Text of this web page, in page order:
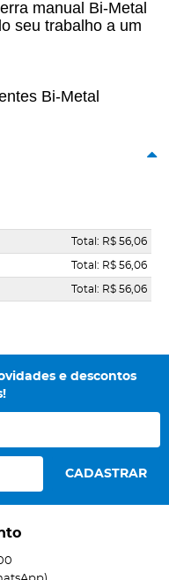
manual Bi-Metal
seu trabalho a um
Bi-Metal
Total: R$ 56,06
Total: R$ 56,06
Total: R$ 56,06
e descontos
CADASTRAR